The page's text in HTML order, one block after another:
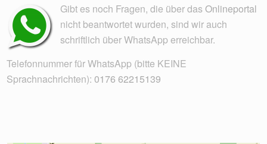
Gibt es noch Fragen, die über dasOnlineportal
nicht beantwortet wurden, sind wir auch
schriftlich über WhatsApp erreichbar.
Telefonnummer für WhatsApp (bitte KEINE
Sprachnachrichten): 0176 62215139